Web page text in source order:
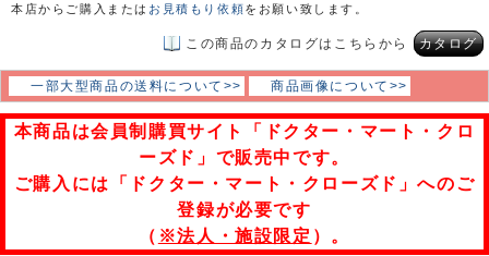
本店からご購入または お見積もり依頼をお願い致します。
この商品のカタログはこちらから カタログ
一部大型商品の送料について>> 商品画像について>>
本商品は会員制購買サイト「ドクター・マート・クロ
ーズド」で販売中です。
ご購入には「ドクター・マート・クローズド」へのご
登録が必要です
（ ※法人・施設限定 ）。